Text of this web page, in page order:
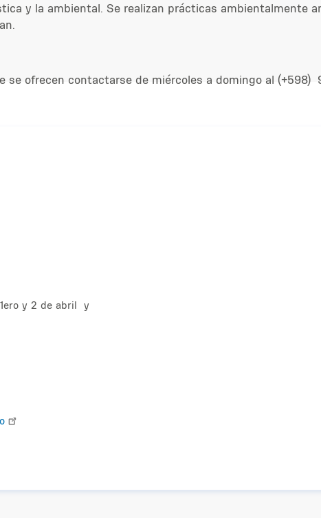
y la ambiental. Se realizan prácticas ambientalmente
se ofrecen contactarse de miércoles a domingo al (+598)
1ero y 2 de abril y